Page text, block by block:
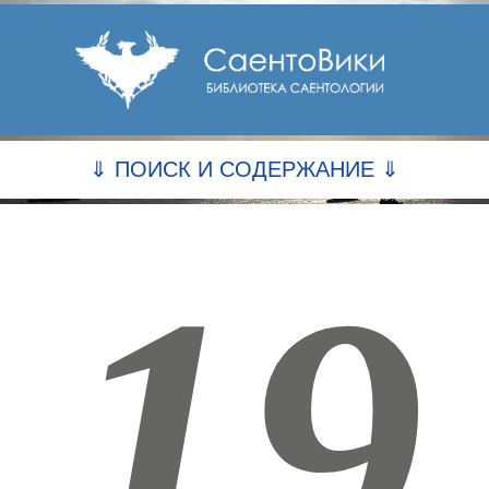
⇓ ПОИСК И СОДЕРЖАНИЕ ⇓